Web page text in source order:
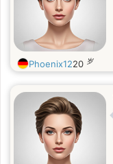
Phoenix1220 岁